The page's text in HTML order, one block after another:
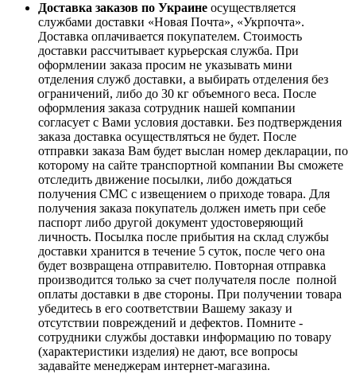
Доставка заказов по Украине осуществляется
службами доставки «Новая Почта», «Укрпочта».
Доставка оплачивается покупателем. Стоимость
доставки рассчитывает курьерская служба. При
оформлении заказа просим не указывать мини
отделения служб доставки, а выбирать отделения без
ограничений, либо до 30 кг объемного веса. После
оформления заказа сотрудник нашей компании
согласует с Вами условия доставки. Без подтверждения
заказа доставка осуществляться не будет. После
отправки заказа Вам будет выслан номер декларации, по
которому на сайте транспортной компании Вы сможете
отследить движение посылки, либо дождаться
получения СМС с извещением о приходе товара. Для
получения заказа покупатель должен иметь при себе
паспорт либо другой документ удостоверяющий
личность. Посылка после прибытия на склад службы
доставки хранится в течение 5 суток, после чего она
будет возвращена отправителю. Повторная отправка
производится только за счет получателя после полной
оплаты доставки в две стороны. При получении товара
убедитесь в его соответствии Вашему заказу и
отсутствии повреждений и дефектов. Помните -
сотрудники службы доставки информацию по товару
(характеристики изделия) не дают, все вопросы
задавайте менеджерам интернет-магазина.